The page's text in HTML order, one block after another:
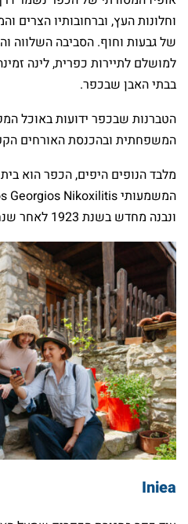
וחלונות העץ, וברחובותיו הצרים
של גבעות וחוף. הסביבה השלווה
למושלם לתיירות כפרית, לינה
בבתי האבן שבכפר.
הטברנות שבכפר ידועות באוכל
המשפחתית ובהכנסת האורחים
מלבד הנופים היפים, הכפר הוא
ונבנה מחדש בשנת 1923 לאחר שנחרב בשריפה.
Iniea